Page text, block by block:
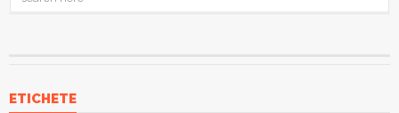
ETICHETE